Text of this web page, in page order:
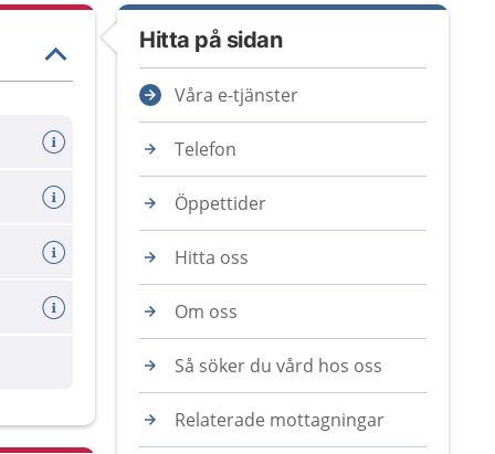
Hitta på sidan
Våra e-tjänster
Telefon
Öppettider
Hitta oss
Om oss
Så söker du vård hos oss
Relaterade mottagningar